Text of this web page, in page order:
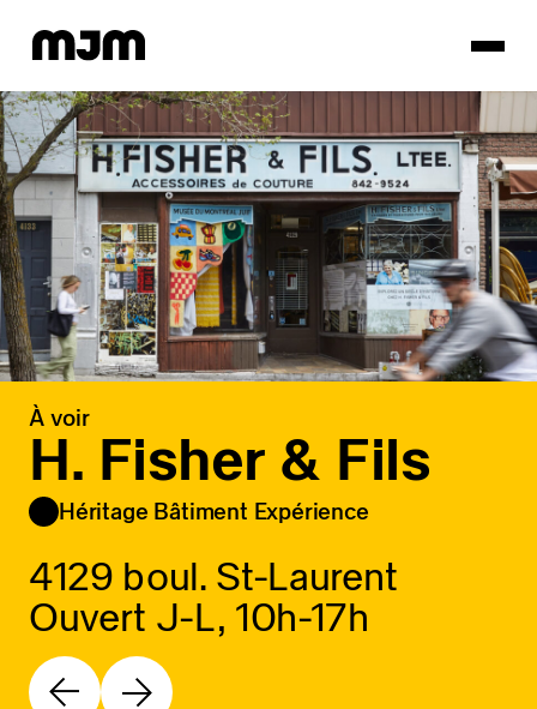
Homepage
À voir
H. Fisher & Fils
Héritage Bâtiment Expérience
4129 boul. St-Laurent
Ouvert J-L, 10h-17h